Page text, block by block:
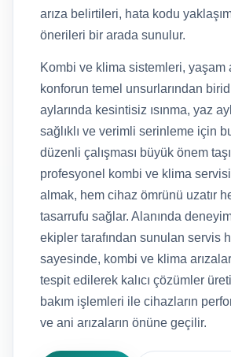
arıza belirtileri, hata kodu
önerileri bir arada sunulur.
Kombi ve klima sistemleri, yaşam
konforun temel unsurlarından
aylarında kesintisiz ısınma, yaz
sağlıklı ve verimli serinleme için
düzenli çalışması büyük önem
profesyonel kombi ve klima
almak, hem cihaz ömrünü uzatır
tasarrufu sağlar. Alanında
ekipler tarafından sunulan servis
sayesinde, kombi ve klima
tespit edilerek kalıcı çözümler
bakım işlemleri ile cihazların
ve ani arızaların önüne geçilir.